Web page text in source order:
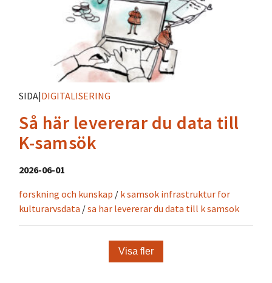
SIDA|DIGITALISERING
Så här levererar du data till
K-samsök
2026-06-01
forskning och kunskap / k samsok infrastruktur for
kulturarvsdata /sa har levererar du data till k samsok
Visa fler